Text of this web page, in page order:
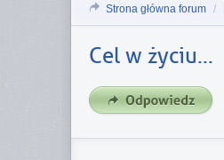
Strona główna forum /
Cel w życiu...